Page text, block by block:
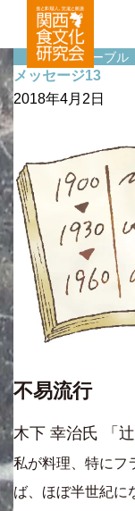
サイドテーブル
メッセージ13
2018年4月2日
不易流行
木下 幸治氏 「
私が料理、特にフ
ば、ほぼ半世紀に